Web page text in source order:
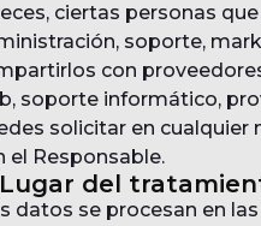
ciertas personas
soporte,
con
soporte informático,
solicitar en
el Responsable.
del
datos se procesan en